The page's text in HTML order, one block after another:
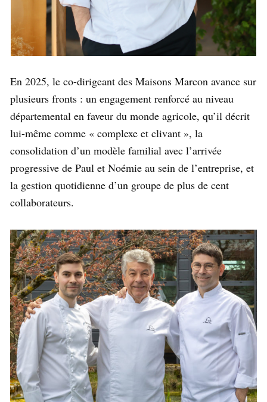
En 2025, le co-dirigeant des Maisons Marcon avance sur
plusieurs fronts : un engagement renforcé au niveau
départemental en faveur du monde agricole, qu’il décrit
lui-même comme « complexe et clivant », la
consolidation d’un modèle familial avec l’arrivée
progressive de Paul et Noémie au sein de l’entreprise, et
la gestion quotidienne d’un groupe de plus de cent
collaborateurs.